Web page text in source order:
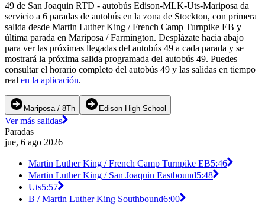
49 de San Joaquin RTD - autobús Edison-MLK-Uts-Mariposa da
servicio a 6 paradas de autobús en la zona de Stockton, con primera
salida desde Martin Luther King / French Camp Turnpike EB y
última parada en Mariposa / Farmington. Desplázate hacia abajo
para ver las próximas llegadas del autobús 49 a cada parada y se
mostrará la próxima salida programada del autobús 49. Puedes
consultar el horario completo del autobús 49 y las salidas en tiempo
real en la aplicación.
Mariposa / 8Th Edison High School
Ver más salidas
Paradas
jue, 6 ago 2026
Martin Luther King / French Camp Turnpike EB5:46
Martin Luther King / San Joaquin Eastbound5:48
Uts5:57
B / Martin Luther King Southbound6:00